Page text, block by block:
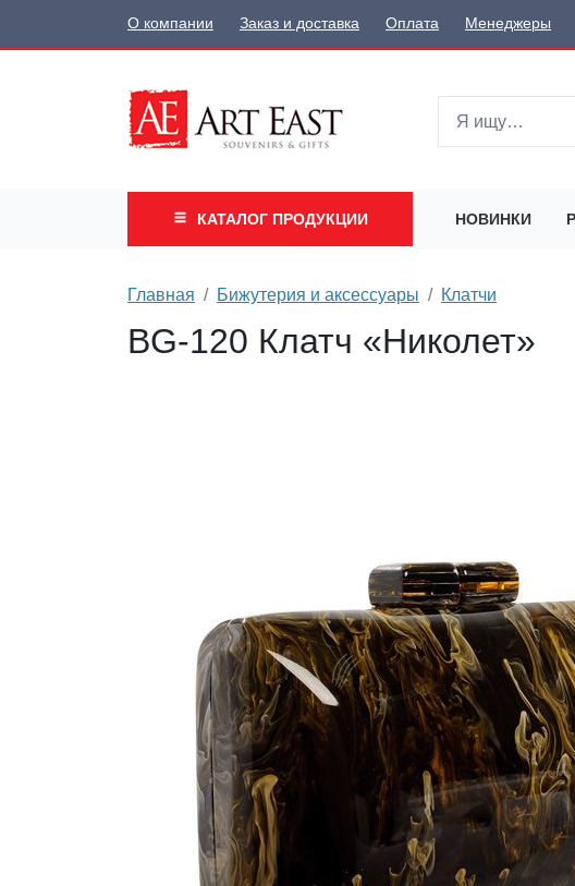
О компании Заказ и доставка Оплата Менеджеры
КАТАЛОГ ПРОДУКЦИИ НОВИНКИ
Главная Бижутерия и аксессуары Клатчи
BG-120 Клатч «Николет»